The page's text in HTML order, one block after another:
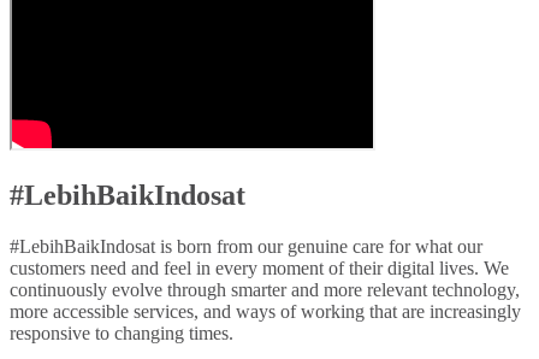
#LebihBaikIndosat
#LebihBaikIndosat is born from our genuine care for what our
customers need and feel in every moment of their digital lives. We
continuously evolve through smarter and more relevant technology,
more accessible services, and ways of working that are increasingly
responsive to changing times.